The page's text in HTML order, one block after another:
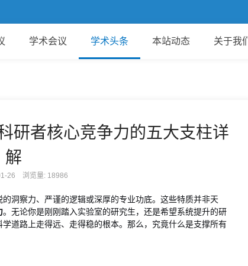
学术会议 学术头条 本站动态 关于我们
研者核心竞争力的五大支柱详
解
26 浏览量: 18986
洞察力、严谨的逻辑或深厚的专业功底。这些特质并非天
。无论你是刚刚踏入实验室的研究生，还是希望系统提升的研
道路上走得远、走得稳的根本。那么，究竟什么是支撑所有